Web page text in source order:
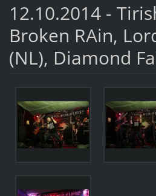
12.10.2014 -
Broken RAin,
(NL), Diamond